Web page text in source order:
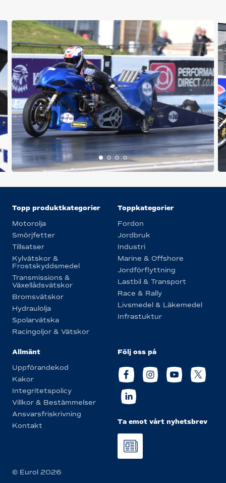
Topp produktkategorier
Motorolja
Smörjfetter
Tillsatser
Kylvätskor &
Frostskyddsmedel
Transmissions &
Växellådsvätskor
Bromsvätskor
Hydraulolja
Spolarvätska
Racingoljor & Vätskor
Toppkategorier
Fordon
Jordbruk
Industri
Marine & Offshore
Jordförflyttning
Lastbil & Transport
Race & Rally
Livsmedel & Läkemedel
Infrastuktur
Allmänt
Uppförandekod
Kakor
Integritetspolicy
Villkor & Bestämmelser
Ansvarsfriskrivning
Kontakt
Följ oss på
Ta emot vårt nyhetsbrev
© Eurol 2026